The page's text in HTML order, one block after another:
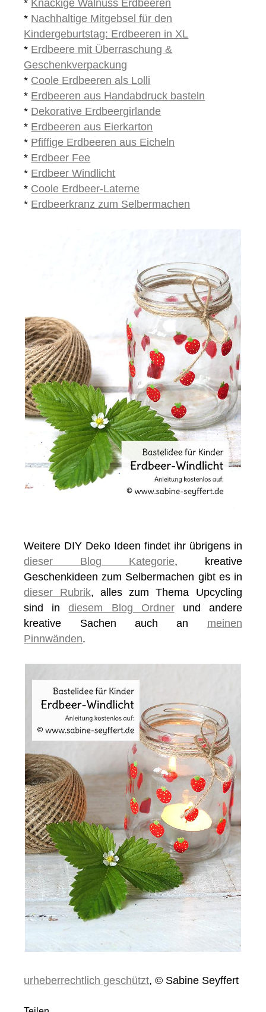
* Knackige Walnuss Erdbeeren
* Nachhaltige Mitgebsel für den
Kindergeburtstag: Erdbeeren in XL
* Erdbeere mit Überraschung &
Geschenkverpackung
* Coole Erdbeeren als Lolli
* Erdbeeren aus Handabdruck basteln
* Dekorative Erdbeergirlande
* Erdbeeren aus Eierkarton
* Pfiffige Erdbeeren aus Eicheln
* Erdbeer Fee
* Erdbeer Windlicht
* Coole Erdbeer-Laterne
* Erdbeerkranz zum Selbermachen
Weitere DIY Deko Ideen findet ihr übrigens in
dieser Blog Kategorie, kreative
Geschenkideen zum Selbermachen gibt es in
dieser Rubrik, alles zum Thema Upcycling
sind indiesem Blog Ordnerund andere
kreative Sachen auch an meinen
Pinnwänden.
urheberrechtlich geschützt, © Sabine Seyffert